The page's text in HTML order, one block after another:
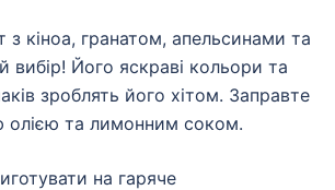
з кіноа, гранатом, апельсинами та
вибір! Його яскраві кольори та
зроблять його хітом. Заправте
олією та лимонним соком.
на гаряче